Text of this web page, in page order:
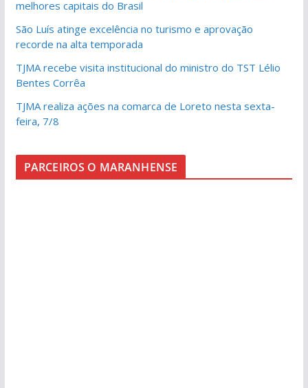
melhores capitais do Brasil
São Luís atinge excelência no turismo e aprovação
recorde na alta temporada
TJMA recebe visita institucional do ministro do TST Lélio
Bentes Corrêa
TJMA realiza ações na comarca de Loreto nesta sexta-
feira, 7/8
PARCEIROS O MARANHENSE